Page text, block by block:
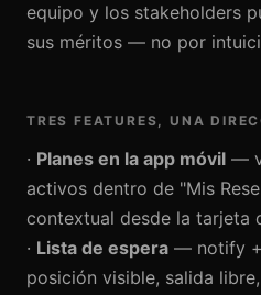
equipo y los stakeholders
sus méritos — no por
TRES FEATURES, UNA
· Planes en la app móvil —
activos dentro de "Mis
contextual desde la tarjeta
· Lista de espera — notify +
posición visible, salida